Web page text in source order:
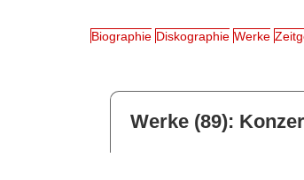
Biographie Diskographie Werke
Werke (89):